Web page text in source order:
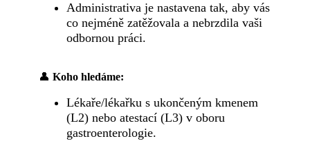
Administrativa je nastavena tak, aby vás
co nejméně zatěžovala a nebrzdila vaši
odbornou práci.
👤 Koho hledáme:
Lékaře/lékařku s ukončeným kmenem
(L2) nebo atestací (L3) v oboru
gastroenterologie.